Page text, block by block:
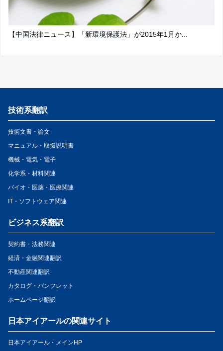
【中国法律ニュース】「新環境保護法」が2015年1月か...
技術系翻訳
技術文書・論文
マニュアル・取扱説明書
機械・電気・電子
化学系・材料関連
バイオ・医薬・医療関連
IT・ソフトウェア関連
ビジネス系翻訳
契約書・法務関連
経済・金融関連翻訳
不動産関連翻訳
カタログ・パンフレット
ホームページ翻訳
日本アイアールの関連サイト
日本アイアール・メインHP